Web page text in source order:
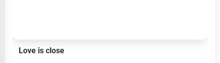
Love is close